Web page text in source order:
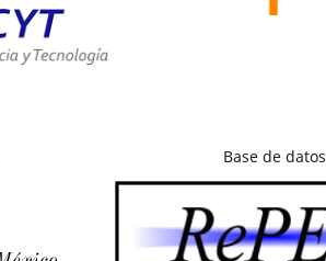
Base de datos